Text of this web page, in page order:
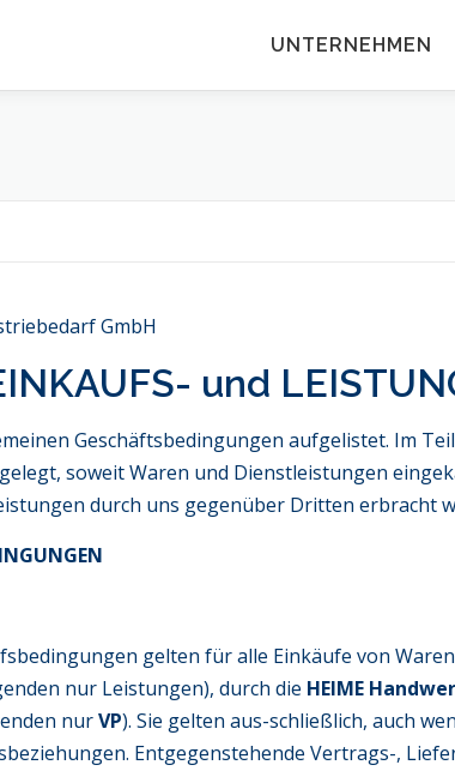
UNTERNEHMEN
GmbH
und
Geschäftsbedingungen aufgelistet. Im
soweit Waren und Dienstleistungen
durch uns gegenüber Dritten erbracht
gelten für alle Einkäufe von
nur Leistungen), durch die HEIME
nurVP). Sie gelten aus-schließlich, auch
Entgegenstehende Vertrags-,